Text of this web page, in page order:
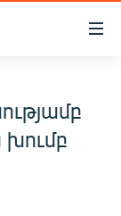
խումբ